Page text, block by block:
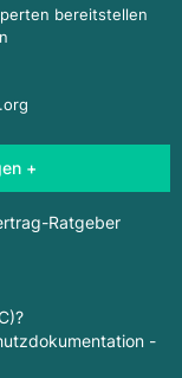
bereitstellen
+
Ratgeber
-